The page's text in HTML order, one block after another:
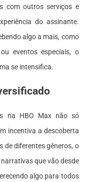
com outros serviços e
do assinante.
algo a mais, como
eventos especiais, o
se intensifica.
na HBO Max não só
incentiva a descoberta
de diferentes gêneros, o
que vão desde
algo para todos